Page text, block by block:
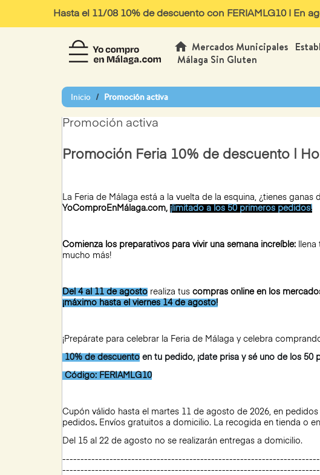
Hasta el 11/08 10% de descuento con FERIAMLG10 | En
home Mercados Municipales
Málaga Sin Gluten
Inicio Promoción activa
Promoción activa
Promoción Feria 10% de descuento |
La Feria de Málaga está a la vuelta de la esquina, ¿tienes
YoComproEnMálaga.com, ¡limitado a los 50 primeros pedidos!
Comienza los preparativos para vivir una semana increíble:
mucho más!
Del 4 al 11 de agosto realiza tus compras online en los
¡máximo hasta el viernes 14 de agosto!
¡Prepárate para celebrar la Feria de Málaga y celebra
10% de descuento en tu pedido, ¡date prisa y sé uno de los
Código: FERIAMLG10
Cupón válido hasta el martes 11 de agosto de 2026, en pedidos
pedidos. Envíos gratuitos a domicilio. La recogida en tienda o
Del 15 al 22 de agosto no se realizarán entregas a domicilio.